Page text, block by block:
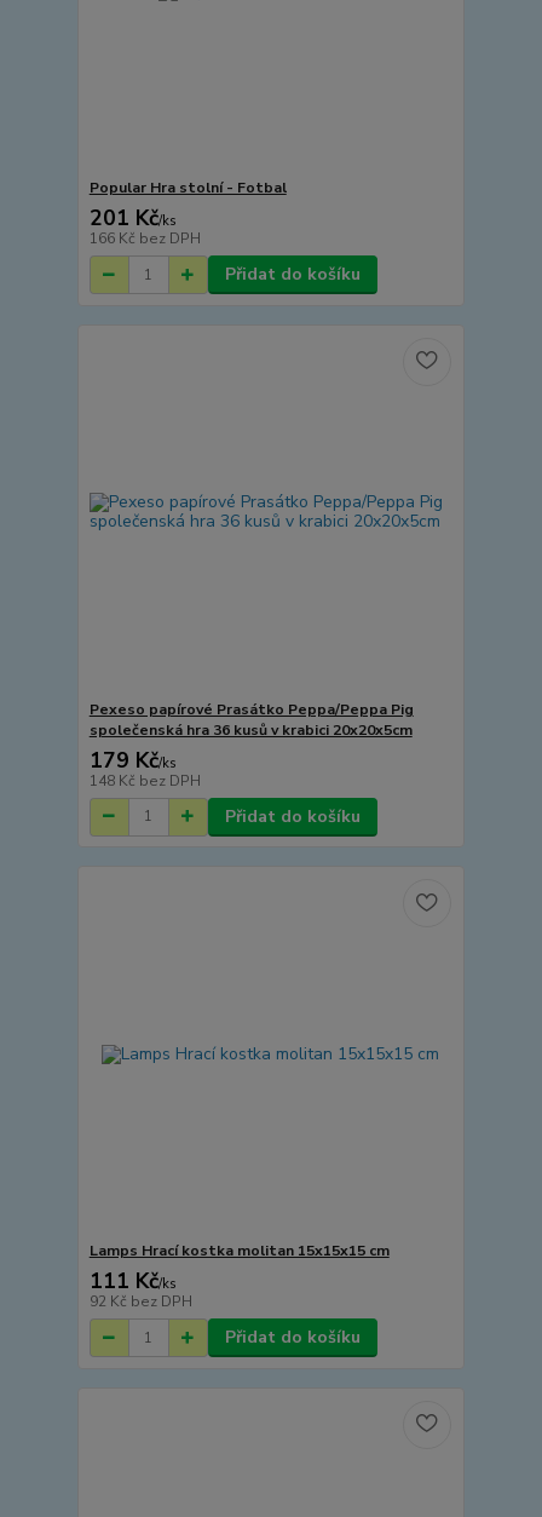
Popular Hra stolní - Fotbal
201 Kč/ks
166 Kč bez DPH
Přidat do košíku
Pexeso papírové Prasátko Peppa/Peppa Pig
společenská hra 36 kusů v krabici 20x20x5cm
179 Kč/ks
148 Kč bez DPH
Přidat do košíku
Lamps Hrací kostka molitan 15x15x15 cm
111 Kč/ks
92 Kč bez DPH
Přidat do košíku